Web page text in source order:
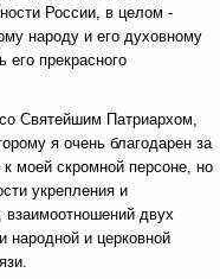
России, в целом -
народу и его духовному
прекрасного
Святейшим Патриархом,
я очень благодарен за
моей скромной персоне, но
укрепления и
взаимоотношений двух
народной и церковной